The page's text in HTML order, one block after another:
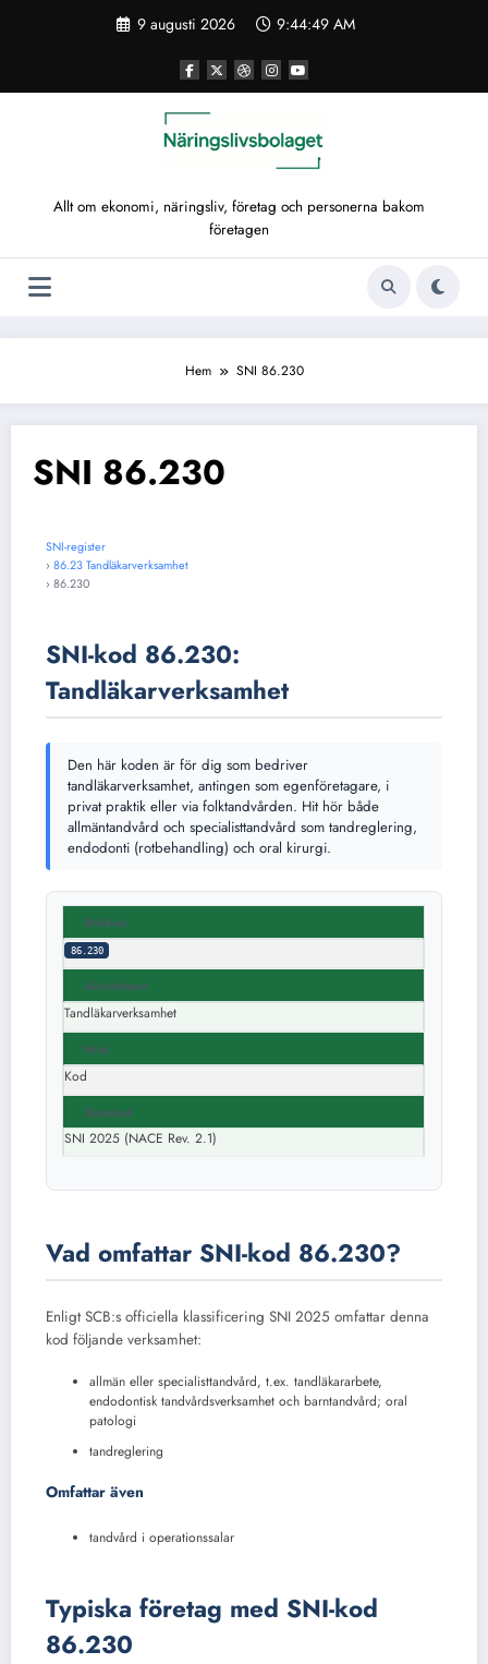
9 augusti 2026 9:44:50 AM
Allt om ekonomi, näringsliv, företag och personerna bakom
företagen
Hem SNI 86.230
SNI 86.230
SNI-register
› 86.23 Tandläkarverksamhet
› 86.230
SNI-kod 86.230:
Tandläkarverksamhet
Den här koden är för dig som bedriver
tandläkarverksamhet, antingen som egenföretagare, i
privat praktik eller via folktandvården. Hit hör både
allmäntandvård och specialisttandvård som tandreglering,
endodonti (rotbehandling) och oral kirurgi.
SNI-kod
86.230
Aktivitetsart
Tandläkarverksamhet
Nivå
Kod
Standard
SNI 2025 (NACE Rev. 2.1)
Vad omfattar SNI-kod 86.230?
Enligt SCB:s officiella klassificering SNI 2025 omfattar denna
kod följande verksamhet:
allmän eller specialisttandvård, t.ex. tandläkararbete,
endodontisk tandvårdsverksamhet och barntandvård; oral
patologi
tandreglering
Omfattar även
tandvård i operationssalar
Typiska företag med SNI-kod
86.230